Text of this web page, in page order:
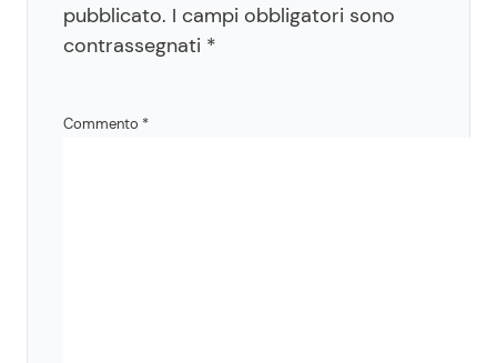
pubblicato. I campi obbligatori sono
contrassegnati *
Commento *